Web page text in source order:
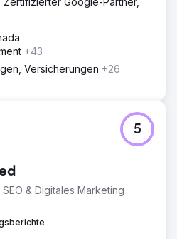
+43
Versicherungen +26
& Digitales Marketing
5